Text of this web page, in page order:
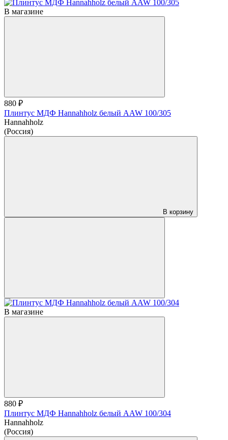
В магазине
880 ₽
Плинтус МДФ Hannahholz белый AAW 100/305
Hannahholz
(Россия)
В корзину
В магазине
880 ₽
Плинтус МДФ Hannahholz белый AAW 100/304
Hannahholz
(Россия)